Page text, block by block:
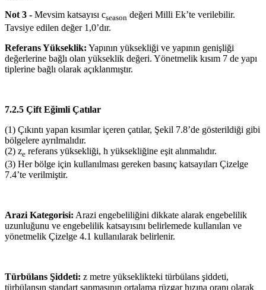
Not 3 - Mevsim katsayısı cseason değeri Milli Ek’te verilebilir.
Tavsiye edilen değer 1,0’dır.
Referans Yükseklik: Yapının yüksekliği ve yapının genişliği
değerlerine bağlı olan yükseklik değeri. Yönetmelik kısım 7 de yapı
tiplerine bağlı olarak açıklanmıştır.
7.2.5 Çift Eğimli Çatılar
(1) Çıkıntı yapan kısımlar içeren çatılar, Şekil 7.8’de gösterildiği gibi
bölgelere ayrılmalıdır.
(2) ze referans yüksekliği, h yüksekliğine eşit alınmalıdır.
(3) Her bölge için kullanılması gereken basınç katsayıları Çizelge
7.4’te verilmiştir.
Arazi Kategorisi: Arazi engebeliliğini dikkate alarak engebelilik
uzunluğunu ve engebelilik katsayısını belirlemede kullanılan ve
yönetmelik Çizelge 4.1 kullanılarak belirlenir.
Türbülans Şiddeti: z metre yükseklikteki türbülans şiddeti,
türbülansın standart sapmasının ortalama rüzgar hızına oranı olarak